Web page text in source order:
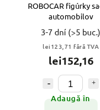
ROBOCAR figúrky
automobilov
3-7 dní (>5 buc.)
lei123,71 fără TVA
lei152,16
Adaugă în